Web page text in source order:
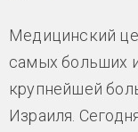
Медицинский
самых больших
крупнейшей
Израиля.